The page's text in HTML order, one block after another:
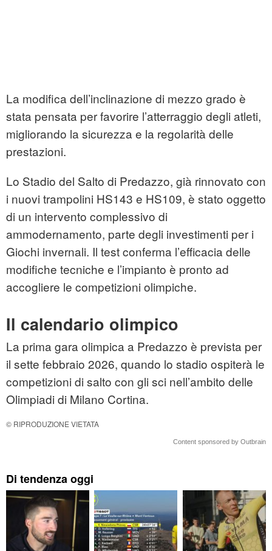
La modifica dell’inclinazione di mezzo grado è
stata pensata per favorire l’atterraggio degli atleti,
migliorando la sicurezza e la regolarità delle
prestazioni.
Lo Stadio del Salto di Predazzo, già rinnovato con
i nuovi trampolini HS143 e HS109, è stato oggetto
di un intervento complessivo di
ammodernamento, parte degli investimenti per i
Giochi invernali. Il test conferma l’efficacia delle
modifiche tecniche e l’impianto è pronto ad
accogliere le competizioni olimpiche.
Il calendario olimpico
La prima gara olimpica a Predazzo è prevista per
il sette febbraio 2026, quando lo stadio ospiterà le
competizioni di salto con gli sci nell’ambito delle
Olimpiadi di Milano Cortina.
© RIPRODUZIONE VIETATA
Content sponsored by Outbrain
Di tendenza oggi